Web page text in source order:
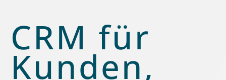
CRM für
Kunden,